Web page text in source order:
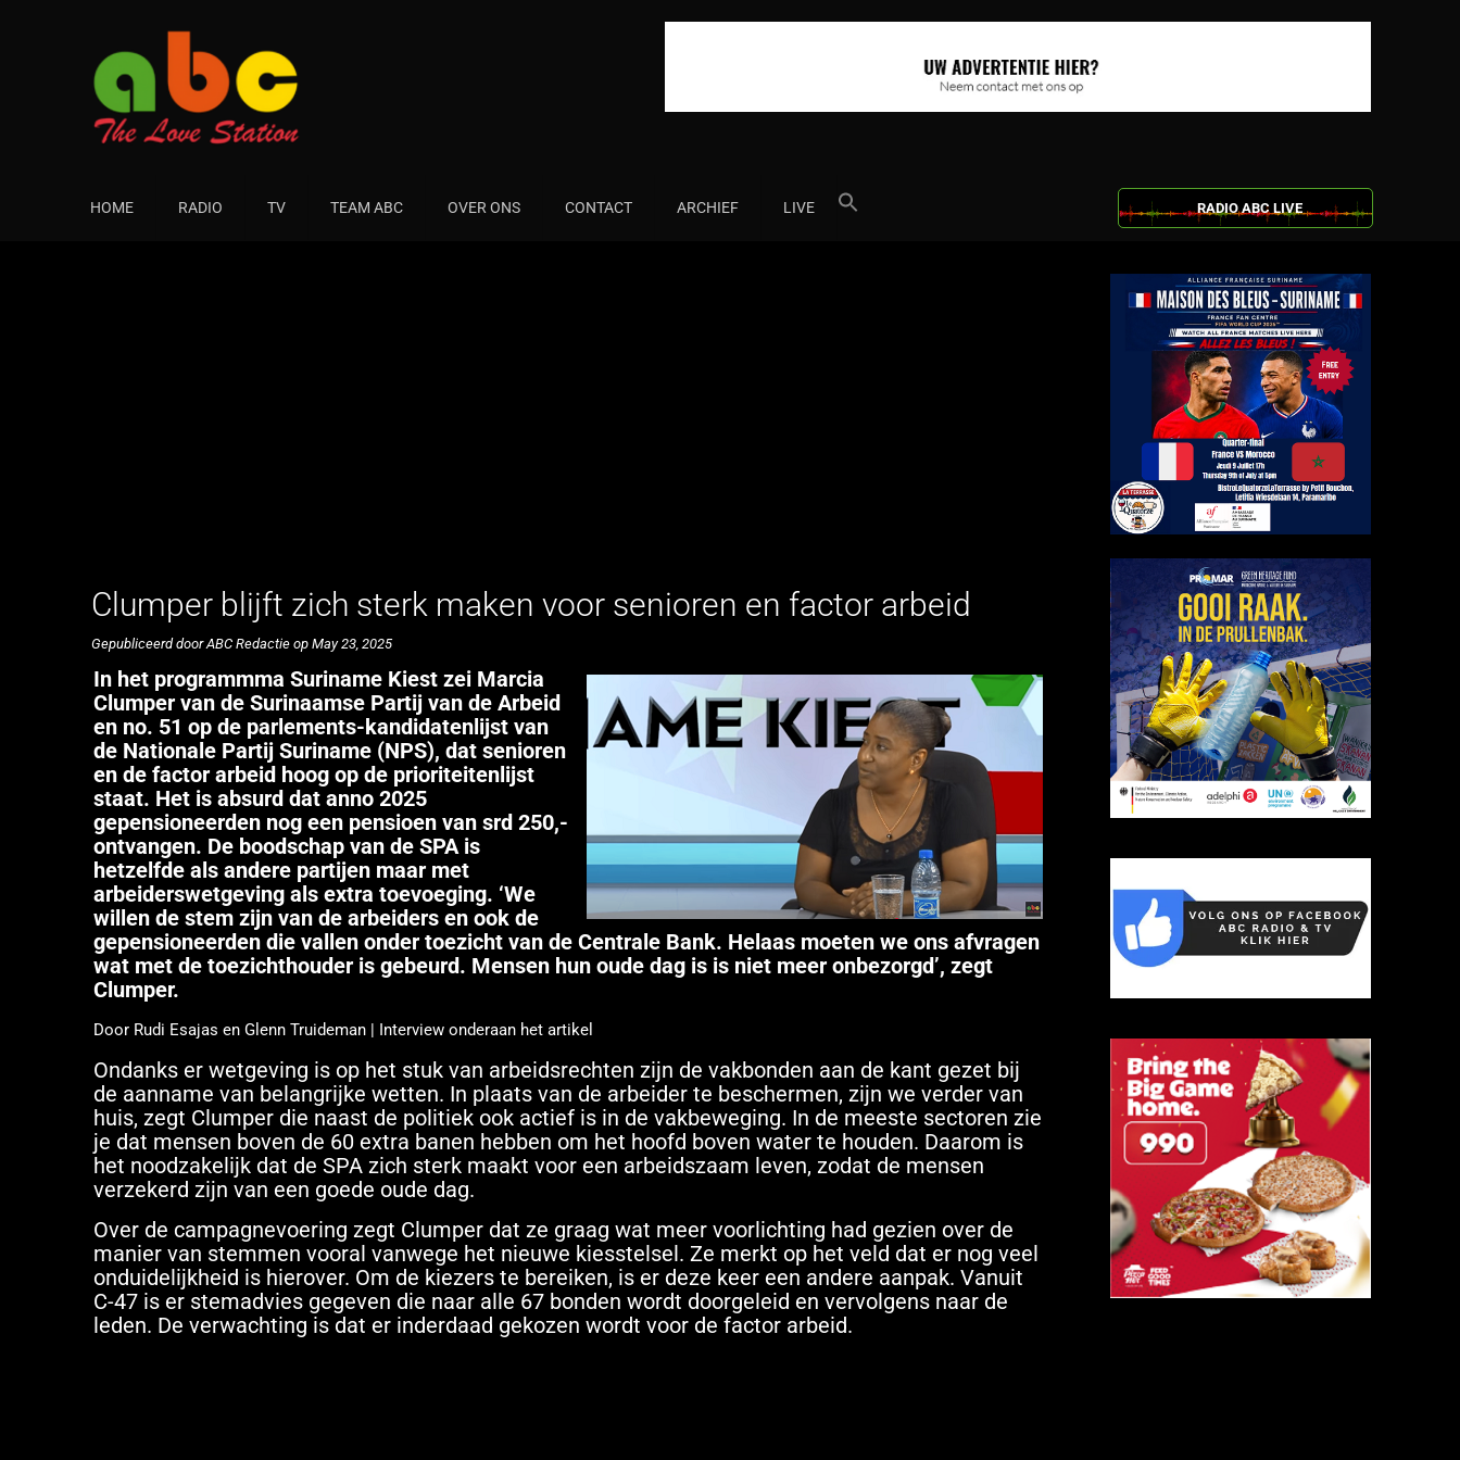
HOME RADIO TV TEAM ABC OVER ONS CONTACT ARCHIEF LIVE
Search
for:
RADIO ABC LIVE
Clumper blijft zich sterk maken voor senioren en factor arbeid
Gepubliceerd door ABC Redactie op May 23, 2025
In het programmma Suriname Kiest zei Marcia
Clumper van de Surinaamse Partij van de Arbeid
en no. 51 op de parlements-kandidatenlijst van
de Nationale Partij Suriname (NPS), dat senioren
en de factor arbeid hoog op de prioriteitenlijst
staat. Het is absurd dat anno 2025
gepensioneerden nog een pensioen van srd 250,-
ontvangen. De boodschap van de SPA is
hetzelfde als andere partijen maar met
arbeiderswetgeving als extra toevoeging. ‘We
willen de stem zijn van de arbeiders en ook de
gepensioneerden die vallen onder toezicht van de Centrale Bank. Helaas moeten we ons afvragen
wat met de toezichthouder is gebeurd. Mensen hun oude dag is is niet meer onbezorgd’, zegt
Clumper.
Door Rudi Esajas en Glenn Truideman | Interview onderaan het artikel
Ondanks er wetgeving is op het stuk van arbeidsrechten zijn de vakbonden aan de kant gezet bij
de aanname van belangrijke wetten. In plaats van de arbeider te beschermen, zijn we verder van
huis, zegt Clumper die naast de politiek ook actief is in de vakbeweging. In de meeste sectoren zie
je dat mensen boven de 60 extra banen hebben om het hoofd boven water te houden. Daarom is
het noodzakelijk dat de SPA zich sterk maakt voor een arbeidszaam leven, zodat de mensen
verzekerd zijn van een goede oude dag.
Over de campagnevoering zegt Clumper dat ze graag wat meer voorlichting had gezien over de
manier van stemmen vooral vanwege het nieuwe kiesstelsel. Ze merkt op het veld dat er nog veel
onduidelijkheid is hierover. Om de kiezers te bereiken, is er deze keer een andere aanpak. Vanuit
C-47 is er stemadvies gegeven die naar alle 67 bonden wordt doorgeleid en vervolgens naar de
leden. De verwachting is dat er inderdaad gekozen wordt voor de factor arbeid.